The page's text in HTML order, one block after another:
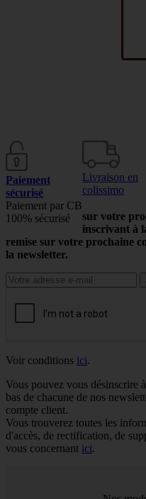
Paiement
sécurisé
Paiement par CB
100% sécurisé
Livraison en
colissimo
sur votre
inscrivant à
remise sur votre prochaine
la newsletter.
Voir conditions ici.
Vous pouvez vous désinscrire
bas de chacune de nos
compte client.
Vous trouverez toutes les
d'accès, de rectification, de
vous concernant ici.